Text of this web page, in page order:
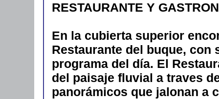
RESTAURANTE Y
En la cubierta superior
Restaurante del buque, con
programa del día. El
del paisaje fluvial a traves
panorámicos que jalonan a